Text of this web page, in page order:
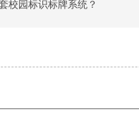
校园标识标牌系统？